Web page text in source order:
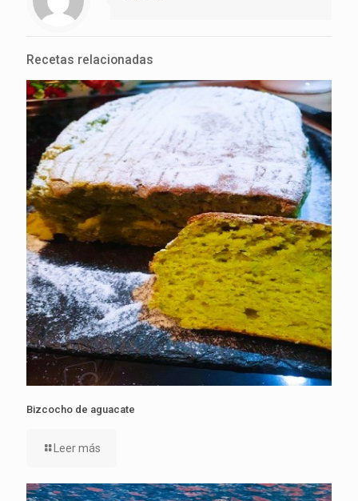
Recetas relacionadas
Bizcocho de aguacate
Leer más